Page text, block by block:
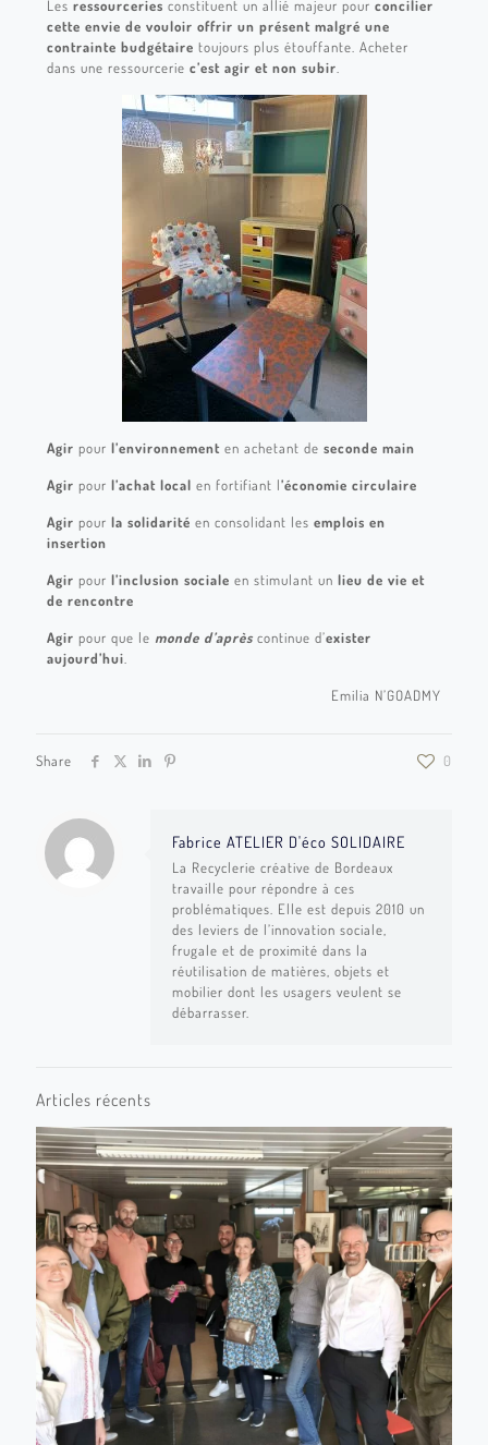
Les ressourceries constituent un allié majeur pour concilier
cette envie de vouloir offrir un présent malgré une
contrainte budgétaire toujours plus étouffante. Acheter
dans une ressourcerie c’est agir et non subir
Agir pour l’environnement en achetant de seconde main
Agir pour l’achat local en fortifiant l’économie circulaire
Agir pour la solidarité en consolidant les emplois en
insertion
Agir pour l’inclusion sociale en stimulant un lieu de vie et
de rencontre
Agir pour que le monde d’aprèscontinue d’exister
aujourd’hui
Emilia N’GOADMY
Share 0
Fabrice ATELIER D'éco SOLIDAIRE
La Recyclerie créative de Bordeaux
travaille pour répondre à ces
problématiques. Elle est depuis 2010 un
des leviers de l’innovation sociale,
frugale et de proximité dans la
réutilisation de matières, objets et
mobilier dont les usagers veulent se
débarrasser.
Articles récents